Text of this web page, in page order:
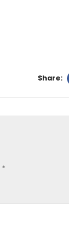
Share:
*